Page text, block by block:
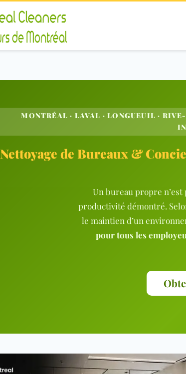
MONTRÉAL · LAVAL · LONGUEUIL ·
Nettoyage de Bureaux &
Un bureau propre n’est
productivité démontré. S
le maintien d’un
pour tous les em